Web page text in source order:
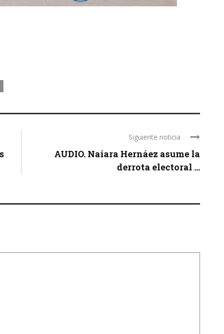
Siguiente noticia
AUDIO. Naiara Hernáez asume la
derrota electoral ...